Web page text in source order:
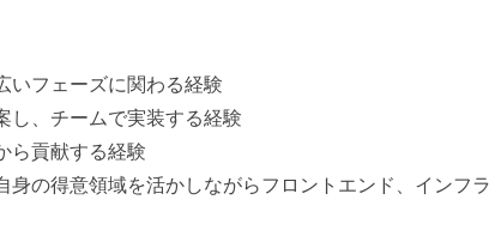
いフェーズに関わる経験
し、チームで実装する経験
ら貢献する経験
の得意領域を活かしながらフロントエンド、インフ